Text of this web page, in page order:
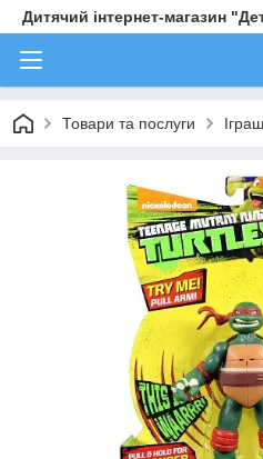
Дитячий інтернет-магазин
Товари та послуги